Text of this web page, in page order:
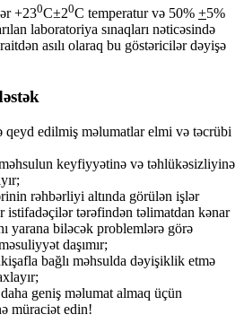
+230C±20C temperatur və 50% +5%
laboratoriya sınaqları nəticəsində
asılı olaraq bu göstəricilər dəyişə
qeyd edilmiş məlumatlar elmi və təcrübi
keyfiyyətinə və təhlükəsizliyinə
rəhbərliyi altında görülən işlər
istifadəçilər tərəfindən təlimatdan kənar
yarana biləcək problemlərə görə
daşımır;
bağlı məhsulda dəyişiklik etmə
geniş məlumat almaq üçün
müraciət edin!